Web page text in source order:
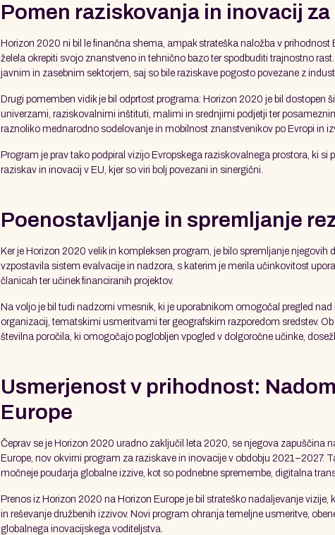
Pomen raziskovanja in inovacij
Horizon 2020 ni bil le finančna shema, ampak strateška naložba v prihodnost
želela okrepiti svojo znanstveno in tehnično bazo ter spodbuditi trajnostno
javnim in zasebnim sektorjem, saj so bile raziskave pogosto povezane z
Drugi pomemben vidik je bil odprtost programa: Horizon 2020 je bil dostopen
univerzami, raziskovalnimi inštituti, malimi in srednjimi podjetji ter
raznoliko mednarodno sodelovanje in mobilnost znanstvenikov po Evropi in
Program je prav tako podpiral vizijo Evropskega raziskovalnega prostora, ki si
raziskav in inovacij v EU, kjer so viri bolj povezani in sinergični.
Poenostavljanje in spremljanje
Ker je Horizon 2020 velik in kompleksen program, je bilo spremljanje
vzpostavila sistem evalvacije in nadzora, s katerim je merila učinkovitost
članicah ter učinek financiranih projektov.
Na voljo je bil tudi nadzorni vmesnik, ki je uporabnikom omogočal pregled
organizacij, tematskimi usmeritvami ter geografskim razporedom sredstev.
številna poročila, ki omogočajo poglobljen vpogled v dolgoročne učinke,
Usmerjenost v prihodnost:
Europe
Čeprav se je Horizon 2020 uradno zaključil leta 2020, se njegova zapuščina
Europe, nov okvirni program za raziskave in inovacije v obdobju 2021–2027.
močneje poudarja globalne izzive, kot so podnebne spremembe, digitalna
Prenos iz Horizon 2020 na Horizon Europe je bil strateško nadaljevanje
in reševanje družbenih izzivov. Novi program ohranja temeljne usmeritve,
globalnega inovacijskega voditeljstva.